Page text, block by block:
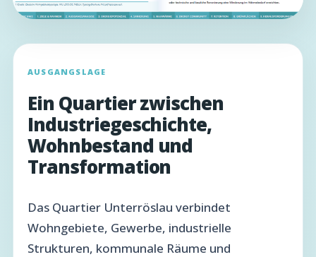
AUSGANGSLAGE
Ein Quartier zwischen
Industriegeschichte,
Wohnbestand und
Transformation
Das Quartier Unterröslau verbindet
Wohngebiete, Gewerbe, industrielle
Strukturen, kommunale Räume und